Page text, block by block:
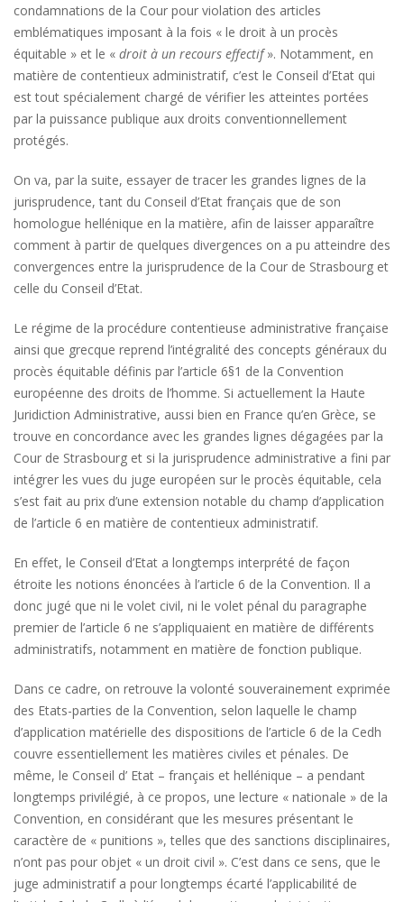
condamnations de la Cour pour violation des articles
emblématiques imposant à la fois « le droit à un procès
équitable » et le « droit à un recours effectif». Notamment, en
matière de contentieux administratif, c’est le Conseil d’Etat qui
est tout spécialement chargé de vérifier les atteintes portées
par la puissance publique aux droits conventionnellement
protégés.
On va, par la suite, essayer de tracer les grandes lignes de la
jurisprudence, tant du Conseil d’Etat français que de son
homologue hellénique en la matière, afin de laisser apparaître
comment à partir de quelques divergences on a pu atteindre des
convergences entre la jurisprudence de la Cour de Strasbourg et
celle du Conseil d’Etat.
Le régime de la procédure contentieuse administrative française
ainsi que grecque reprend l’intégralité des concepts généraux du
procès équitable définis par l’article 6§1 de la Convention
européenne des droits de l’homme. Si actuellement la Haute
Juridiction Administrative, aussi bien en France qu’en Grèce, se
trouve en concordance avec les grandes lignes dégagées par la
Cour de Strasbourg et si la jurisprudence administrative a fini par
intégrer les vues du juge européen sur le procès équitable, cela
s’est fait au prix d’une extension notable du champ d’application
de l’article 6 en matière de contentieux administratif.
En effet, le Conseil d’Etat a longtemps interprété de façon
étroite les notions énoncées à l’article 6 de la Convention. Il a
donc jugé que ni le volet civil, ni le volet pénal du paragraphe
premier de l’article 6 ne s’appliquaient en matière de différents
administratifs, notamment en matière de fonction publique.
Dans ce cadre, on retrouve la volonté souverainement exprimée
des Etats-parties de la Convention, selon laquelle le champ
d’application matérielle des dispositions de l’article 6 de la Cedh
couvre essentiellement les matières civiles et pénales. De
même, le Conseil d’ Etat – français et hellénique – a pendant
longtemps privilégié, à ce propos, une lecture « nationale » de la
Convention, en considérant que les mesures présentant le
caractère de « punitions », telles que des sanctions disciplinaires,
n’ont pas pour objet « un droit civil ». C’est dans ce sens, que le
juge administratif a pour longtemps écarté l’applicabilité de